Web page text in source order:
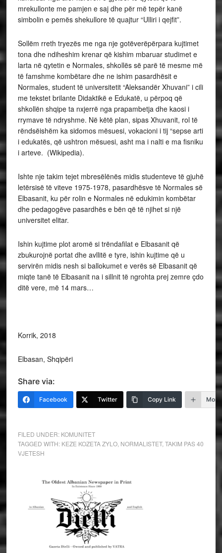
mrekullonte me pamjen e saj dhe për më tepër kanë
simbolin e pemës shekullore të quajtur “Ulliri i qejfit”.
Sollëm rreth tryezës me nga nje gotëverëpërpara kujtimet
tona dhe ndiheshim krenar që kishim mbaruar studimet e
larta në qytetin e Normales, shkollës së parë të mesme më
të famshme kombëtare dhe ne ishim pasardhësit e
Normales, student të universitetit “Aleksandër Xhuvani” i cili
me tekstet brilante Didaktikë e Edukatë, u përpoq që
shkollën shqipe ta nxjerrë nga prapambetja dhe kaosi i
rrymave të ndryshme. Në këtë plan, sipas Xhuvanit, rol të
rëndsëishëm ka sidomos mësuesi, vokacioni i tij “sepse arti
i edukatës, që ushtron mësuesi, asht ma i nalti e ma fisniku
i arteve. (Wikipedia).
Ishte nje takim tejet mbresëlënës midis studenteve të gjuhë
letërsisë të viteve 1975-1978, pasardhësve të Normales së
Elbasanit, ku për rolin e Normales në edukimin kombëtar
dhe pedagogëve pasardhës e bën që të njihet si një
universitet elitar.
Ishin kujtime plot aromë si trëndafilat e Elbasanit që
zbukurojnë portat dhe avllitë e tyre, ishin kujtime që u
servirën midis nesh si ballokumet e verës së Elbasanit që
miqte tanë të Elbasanit na i sillnit të ngrohta prej zemre çdo
ditë vere, më 14 mars…
Korrik, 2018
Elbasan, Shqipëri
Share via:
Facebook Twitter Copy Link More
FILED UNDER: KOMUNITET
TAGGED WITH: KEZE KOZETA ZYLO, NORMALISTET, TAKIM PAS 40
VJETESH